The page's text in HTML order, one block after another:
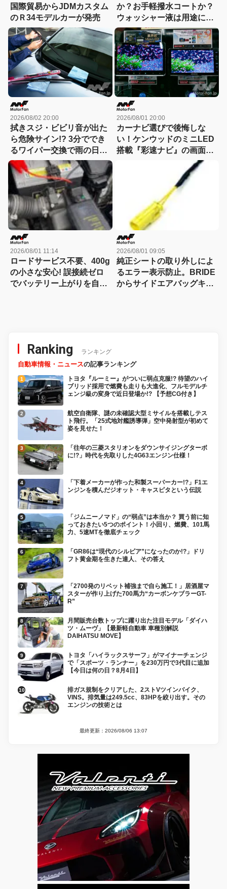
国際貿易からJDMカスタム
のＲ34モデルカーが発売
か？お手軽撥水コートか？
ウォッシャー液は用途に合
わせて選ぶ時代
2026/08/02 20:00
拭きスジ・ビビリ音が出た
ら危険サイン!? 3分ででき
るワイパー交換で雨の日の
視界が激変！
2026/08/01 20:00
カーナビ選びで後悔しな
い！ケンウッドのミニLED
搭載『彩速ナビ』の画面の
良さは店頭で一目瞭然？
2026/08/01 11:14
ロードサービス不要、400g
の小さな安心! 誤接続ゼロ
でバッテリー上がりを自力
2026/08/01 09:05
純正シートの取り外しによ
るエラー表示防止。BRIDE
からサイドエアバッグキャ
Ranking ランキング
自動車情報・ニュースの記事ランキング
トヨタ『ルーミー』がついに弱点克服!? 待望のハイ
ブリッド採用で燃費も走りも大進化、フルモデルチ
ェンジ級の変身で近日登場か!? 【予想CG付き】
航空自衛隊、謎の未確認大型ミサイルを搭載しテス
ト飛行。「25式地対艦誘導弾」空中発射型が初めて
姿を見せた！
「往年の三菱スタリオンをダウンサイジングターボ
に!?」時代を先取りした4G63エンジン仕様！
「下着メーカーが作った和製スーパーカー!?」F1エ
ンジンを積んだジオット・キャスピタという伝説
「ジムニーノマド」の“弱点”は本当か？ 買う前に知
っておきたい5つのポイント！小回り、燃費、101馬
力、5速MTを徹底チェック
「GR86は“現代のシルビア”になったのか!?」ドリ
フト黄金期を生きた達人、その答え
「2700発のリベット補強まで自ら施工！」居酒屋マ
スターが作り上げた700馬力“カーボンケブラーGT-
R”
月間販売台数トップに躍り出た注目モデル「ダイハ
ツ・ムーヴ」【最新軽自動車 車種別解説
DAIHATSU MOVE】
トヨタ「ハイラックスサーフ」がマイナーチェンジ
で「スポーツ・ランナー」を230万円で3代目に追加
【今日は何の日？8月4日】
排ガス規制をクリアした、2ストVツインバイク、
VINS。排気量は249.5cc、83HPを絞り出す。その
エンジンの技術とは
最終更新：2026/08/06 13:07